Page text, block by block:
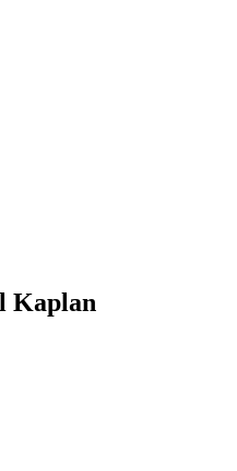
Kaplan